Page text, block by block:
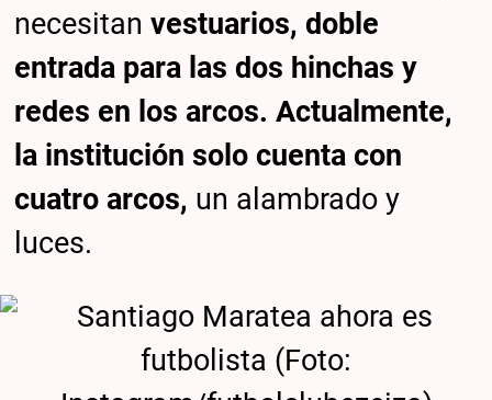
necesitanvestuarios, doble
entrada para las dos hinchas y
redes en los arcos. Actualmente,
la institución solo cuenta con
cuatro arcos, un alambrado y
luces.